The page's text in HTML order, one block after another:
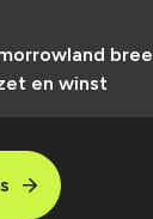
en winst